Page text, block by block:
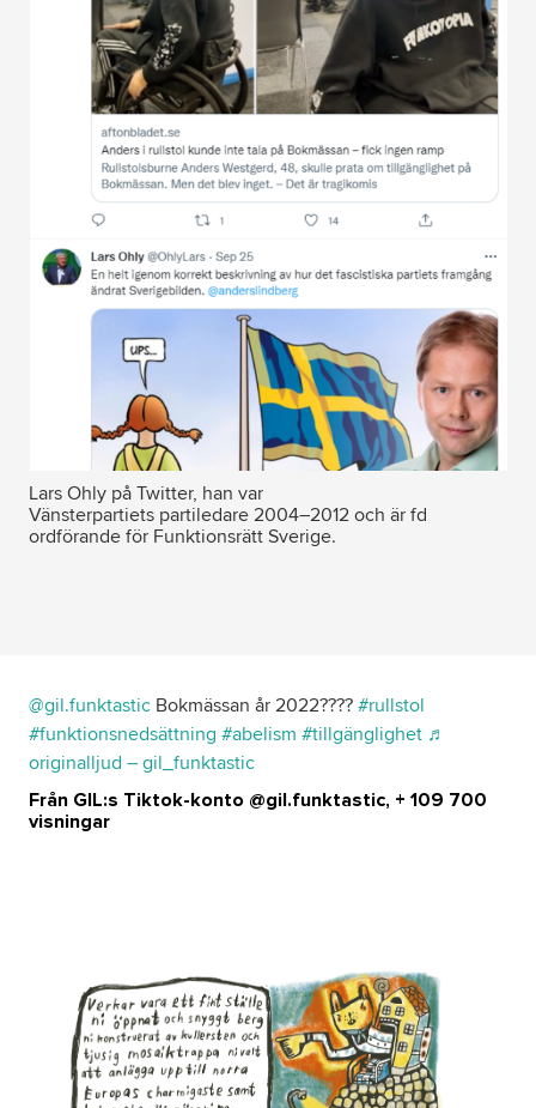
Lars Ohly på Twitter, han var
Vänsterpartiets partiledare 2004–2012 och är fd
ordförande för Funktionsrätt Sverige.
@gil.funktastic Bokmässan år 2022??‍?? #rullstol
#funktionsnedsättning #abelism #tillgänglighet ♬
originalljud – gil_funktastic
Från GIL:s Tiktok-konto @gil.funktastic, + 109 700
visningar